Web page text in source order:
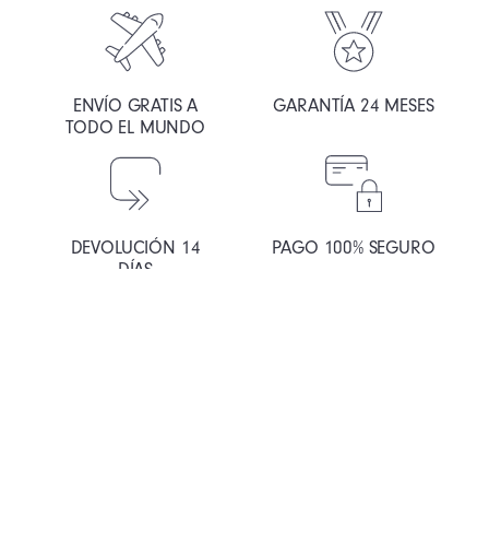
ENVÍO GRATIS A
TODO EL MUNDO
GARANTÍA 24 MESES
DEVOLUCIÓN 14
DÍAS
PAGO 100% SEGURO